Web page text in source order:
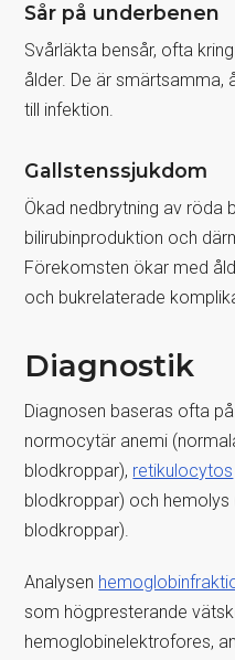
Sår på underbenen
Svårläkta bensår, ofta
ålder. De är
till infektion.
Gallstenssjukdom
Ökad nedbrytning av röda
bilirubinproduktion och
Förekomsten ökar med
och bukrelaterade
Diagnostik
Diagnosen baseras ofta på
normocytär anemi
blodkroppar), retikulocytos
blodkroppar) och
blodkroppar).
Analysen
som högpresterande
hemoglobinelektrofores,